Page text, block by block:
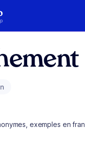
exemples en